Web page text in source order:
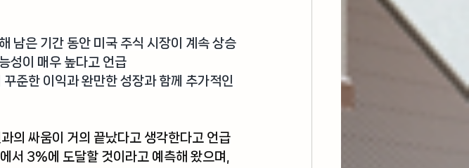
남은 기간 동안 미국 주식 시장이 계속 상승
성이 매우 높다고 언급
준한 이익과 완만한 성장과 함께 추가적인
의 싸움이 거의 끝났다고 생각한다고 언급
서 3%에 도달할 것이라고 예측해 왔으며,